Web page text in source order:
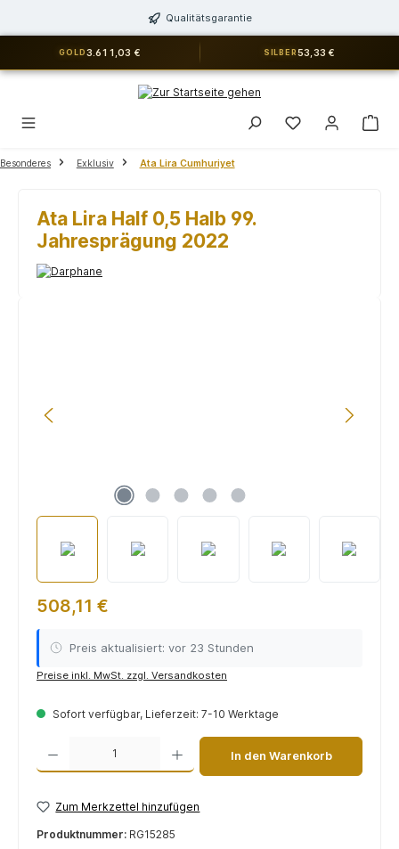
Qualitätsgarantie
GOLD 3.611,03 € SILBER 53,33 €
Du hast 0
Besonderes Exklusiv Ata Lira Cumhuriyet
Ata Lira Half 0,5 Halb 99.
Jahresprägung 2022
508,11 €
Preis aktualisiert: vor 23 Stunden
Preise inkl. MwSt. zzgl. Versandkosten
Sofort verfügbar, Lieferzeit: 7-10 Werktage
Produkt Anzahl: Gib den gewünschten Wert ein oder benutze die Schaltflächen um
In den Warenkorb
Zum Merkzettel hinzufügen
Produktnummer: RG15285